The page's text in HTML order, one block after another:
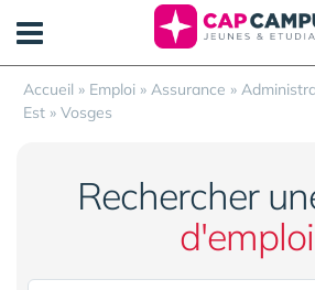
Accueil » Emploi » Assurance »
Est » Vosges
Rechercher
d'emploi
Panneau de gestion des cookies